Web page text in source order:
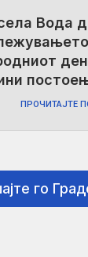
Вода
ПРОЧИТАЈТЕ
го